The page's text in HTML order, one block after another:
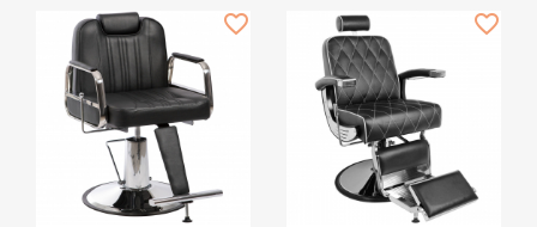
favorite_border favorite_border